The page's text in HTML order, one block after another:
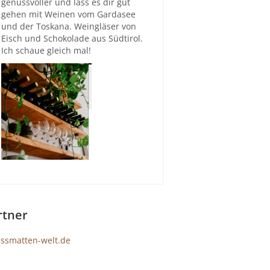
gehen mit Weinen vom Gardasee
und der Toskana. Weingläser von
Eisch und Schokolade aus Südtirol.
Ich schaue gleich mal!